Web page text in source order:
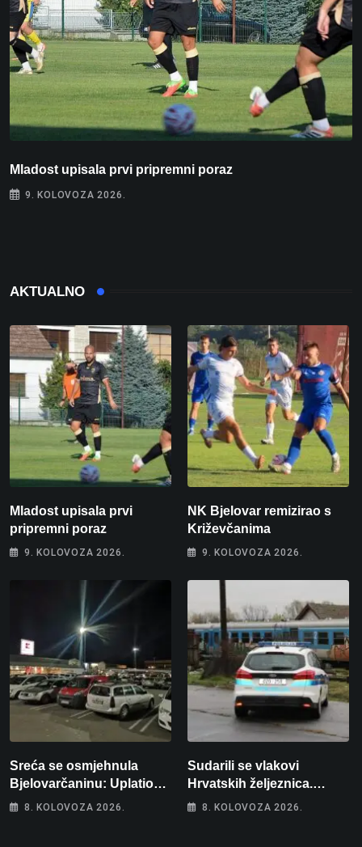
Mladost upisala prvi pripremni poraz
9. KOLOVOZA 2026.
AKTUALNO
Mladost upisala prvi
pripremni poraz
9. KOLOVOZA 2026.
NK Bjelovar remizirao s
Križevčanima
9. KOLOVOZA 2026.
Sreća se osmjehnula
Bjelovarčaninu: Uplatio
samo 4 eura, a osvojio
8. KOLOVOZA 2026.
Sudarili se vlakovi
Hrvatskih željeznica.
Šestero osoba teško
8. KOLOVOZA 2026.